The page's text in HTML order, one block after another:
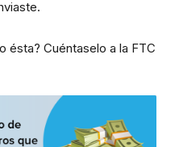
ésta? Cuéntaselo a la FTC